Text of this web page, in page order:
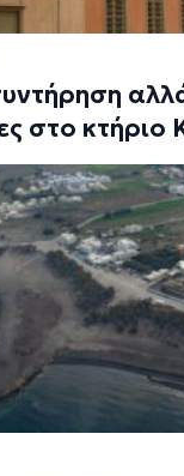
στο κτήριο